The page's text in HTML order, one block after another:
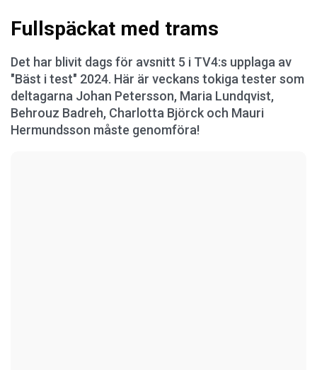
Fullspäckat med trams
Det har blivit dags för avsnitt 5 i TV4:s upplaga av
"Bäst i test" 2024. Här är veckans tokiga tester som
deltagarna Johan Petersson, Maria Lundqvist,
Behrouz Badreh, Charlotta Björck och Mauri
Hermundsson måste genomföra!